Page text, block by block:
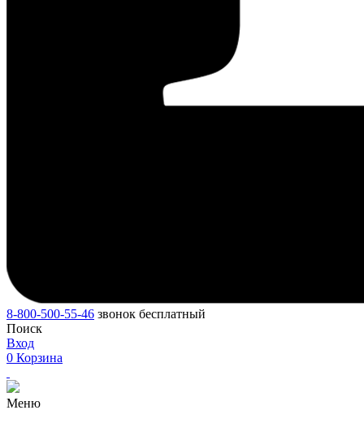
8-800-500-55-46 звонок бесплатный
Поиск
Вход
0 Корзина
Меню